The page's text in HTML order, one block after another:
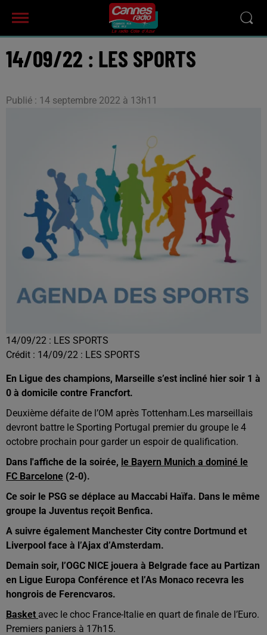
14/09/22 : LES SPORTS
Publié : 14 septembre 2022 à 13h11
14/09/22 : LES SPORTS
Crédit : 14/09/22 : LES SPORTS
En Ligue des champions, Marseille s’est incliné hier soir 1 à
0 à domicile contre Francfort.
Deuxième défaite de l’OM après Tottenham.Les marseillais
devront battre le Sporting Portugal premier du groupe le 4
octobre prochain pour garder un espoir de qualification.
Dans l'affiche de la soirée, le Bayern Munich a dominé le
FC Barcelone (2-0).
Ce soir le PSG se déplace au Maccabi Haïfa. Dans le même
groupe la Juventus reçoit Benfica.
A suivre également Manchester City contre Dortmund et
Liverpool face à l’Ajax d’Amsterdam.
Demain soir, l’OGC NICE jouera à Belgrade face au Partizan
en Ligue Europa Conférence et l’As Monaco recevra les
hongrois de Ferencvaros.
Basket avec le choc France-Italie en quart de finale de l’Euro.
Premiers paniers à 17h15.